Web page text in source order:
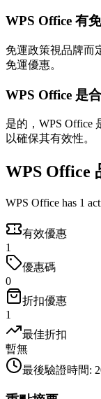
WPS Office 有
免運政策視品牌而
免運優惠。
WPS Office 是
是的，WPS Office
以確保其有效性。
WPS Office
WPS Office has 1
有效優惠
1
優惠碼
0
折扣優惠
1
最佳折扣
暫無
最後驗證時間: